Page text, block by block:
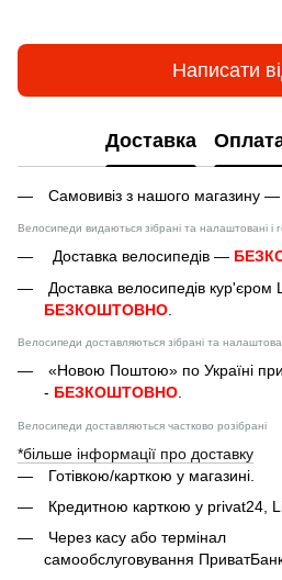
Написати
Доставка
Самовивіз з нашого магазину —
Велосипеди видаються зібрані та налаштовані і
Доставка велосипедів —
Доставка велосипедів кур'єром
БЕЗКОШТОВНО
Велосипеди доставляються зібрані та
«Новою Поштою» по Україні
- БЕЗКОШТОВНО.
Велосипеди доставляються частково розібрані
*більше інформації про доставку
Готівкою/карткою у магазині.
Кредитною карткою у privat24,
Через касу або термінал
самообслуговування